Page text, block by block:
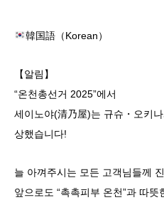
韓国語（Korean）
【알림】
“온천총선거 2025”에서
세이노야(清乃屋)는 규슈・오키
상했습니다!
늘 아껴주시는 모든 고객님들께
앞으로도 “촉촉피부 온천”과 따뜻